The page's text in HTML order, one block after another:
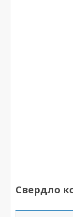
Свердло